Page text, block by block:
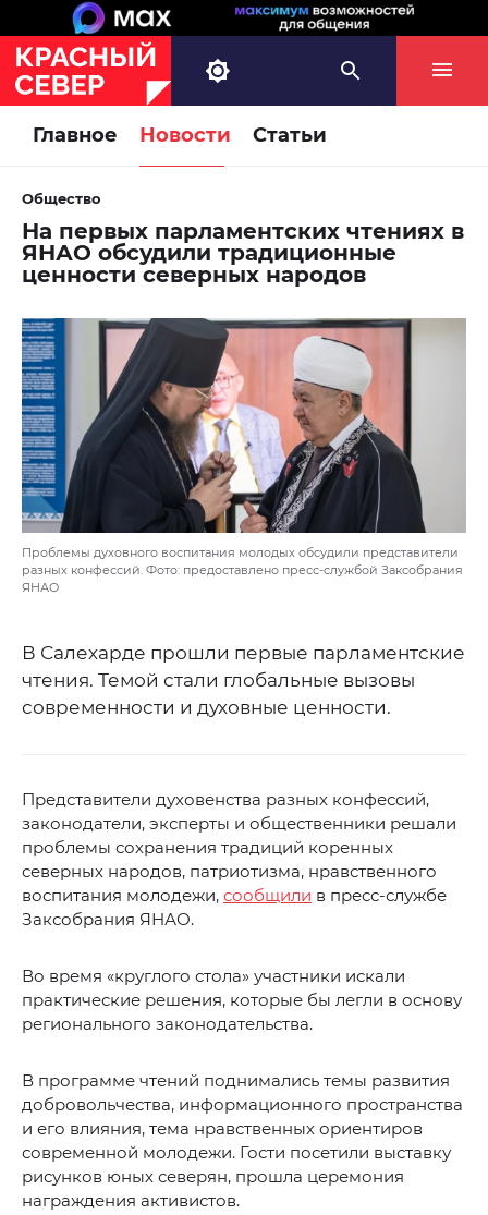
Главное Новости Статьи
Общество
На первых парламентских чтениях в
ЯНАО обсудили традиционные
ценности северных народов
Проблемы духовного воспитания молодых обсудили представители
разных конфессий. Фото: предоставлено пресс-службой Заксобрания
ЯНАО
В Салехарде прошли первые парламентские
чтения. Темой стали глобальные вызовы
современности и духовные ценности.
Представители духовенства разных конфессий,
законодатели, эксперты и общественники решали
проблемы сохранения традиций коренных
северных народов, патриотизма, нравственного
воспитания молодежи, сообщили в пресс-службе
Заксобрания ЯНАО.
Во время «круглого стола» участники искали
практические решения, которые бы легли в основу
регионального законодательства.
В программе чтений поднимались темы развития
добровольчества, информационного пространства
и его влияния, тема нравственных ориентиров
современной молодежи. Гости посетили выставку
рисунков юных северян, прошла церемония
награждения активистов.